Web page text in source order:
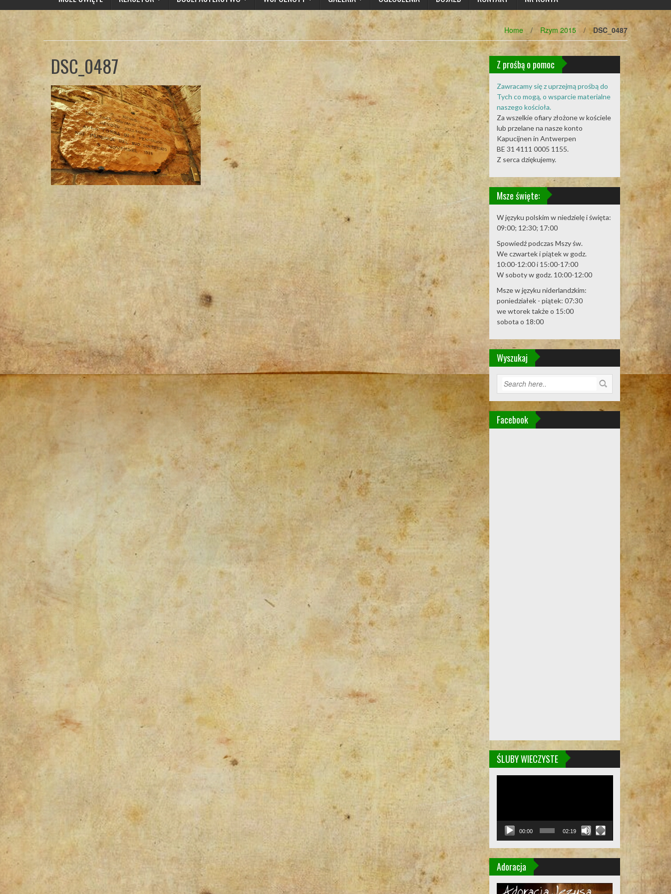
Home / Rzym 2015 / DSC_0487
DSC_0487 Z prośbą o pomoc
Zawracamy się z uprzejmą prośbą do
Tych co mogą, o wsparcie materialne
naszego kościoła.
Za wszelkie ofiary złożone w kościele
lub przelane na nasze konto
Kapucijnen in Antwerpen
BE 31 4111 0005 1155.
Z serca dziękujemy.
Msze święte:
W języku polskim w niedzielę i święta:
09:00; 12:30; 17:00
Spowiedź podczas Mszy św.
We czwartek i piątek w godz.
10:00-12:00 i 15:00-17:00
W soboty w godz. 10:00-12:00
Msze w języku niderlandzkim:
poniedziałek - piątek: 07:30
we wtorek także o 15:00
sobota o 18:00
Wyszukaj
Facebook
ŚLUBY WIECZYSTE
00:00 02:19
Adoracja